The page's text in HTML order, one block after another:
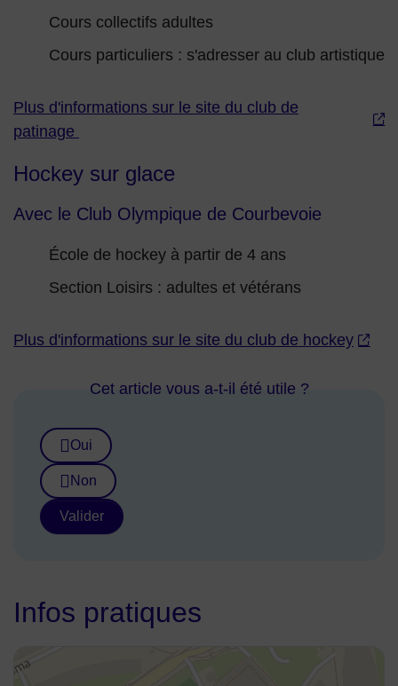
Cours collectifs adultes
Cours particuliers : s'adresser au club artistique
Plus d'informations sur le site du club de
patinage
Hockey sur glace
Avec le Club Olympique de Courbevoie
École de hockey à partir de 4 ans
Section Loisirs : adultes et vétérans
Plus d'informations sur le site du club de hockey
Cet article vous a-t-il été utile ?
Oui
Non
Valider
Infos pratiques